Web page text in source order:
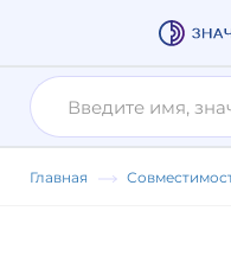
Главная